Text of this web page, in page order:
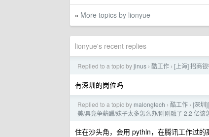
» More topics by lionyue
lionyue's recent replies
Replied to a topic byjinus › 酷工作 › [上海] 招商
有深圳的岗位吗
Replied to a topic by malongtech › 酷工作 › [深圳
美/具竞争薪酬/妹子太多怎么办/刚刚融了 2.2 亿该
住在沙头角，会用 pythln，在腾讯工作过的